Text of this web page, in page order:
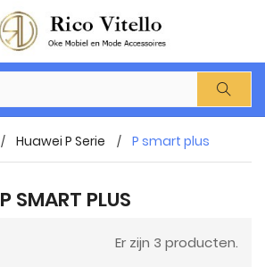
Huawei P Serie P smart plus
P SMART PLUS
Er zijn 3 producten.